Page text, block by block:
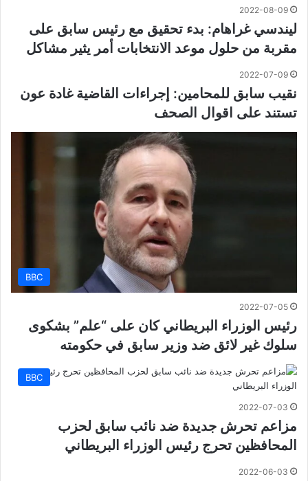
2022-08-09
ليندسي غراهام: بدء تحقيق مع رئيس سابق على
مقربة من حلول موعد الانتخابات أمر يثير مشاكل
2022-07-09
نقيب سابق للمحامين: إجراءات القاضية غادة عون
تستند على اقوال الصحف
BBC
2022-07-05
رئيس الوزراء البريطاني كان على “علم” بشكوى
سلوك غير لائق ضد وزير سابق في حكومته
BBC
2022-07-03
مزاعم تحرش جديدة ضد نائب سابق لحزب
المحافظين تحرج رئيس الوزراء البريطاني
2022-06-03